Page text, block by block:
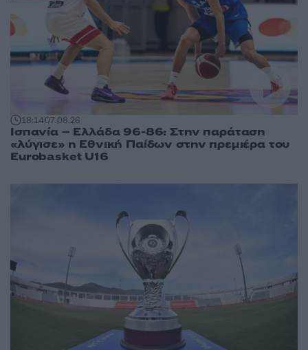
18:1407.08.26
Ισπανία – Ελλάδα 96-86: Στην παράταση
«λύγισε» η Εθνική Παίδων στην πρεμιέρα του
Eurobasket U16